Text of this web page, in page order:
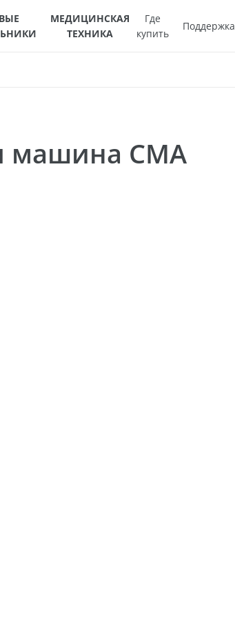
МЕДИЦИНСКАЯ
ТЕХНИКА
Где
купить
Поддержка
машина СМА